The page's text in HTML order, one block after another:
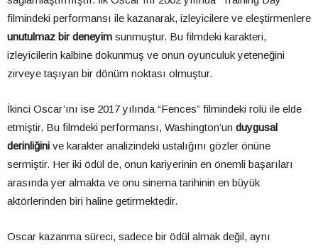
filmindeki performansı ile kazanarak, izleyicilere ve eleştirmenlere
unutulmaz bir deneyim sunmuştur. Bu filmdeki karakteri,
izleyicilerin kalbine dokunmuş ve onun oyunculuk yeteneğini
zirveye taşıyan bir dönüm noktası olmuştur.
İkinci Oscar’ını ise 2017 yılında “Fences” filmindeki rolü ile elde
etmiştir. Bu filmdeki performansı, Washington’un duygusal
derinliğini ve karakter analizindeki ustalığını gözler önüne
sermiştir. Her iki ödül de, onun kariyerinin en önemli başarıları
arasında yer almakta ve onu sinema tarihinin en büyük
aktörlerinden biri haline getirmektedir.
Oscar kazanma süreci, sadece bir ödül almak değil, aynı